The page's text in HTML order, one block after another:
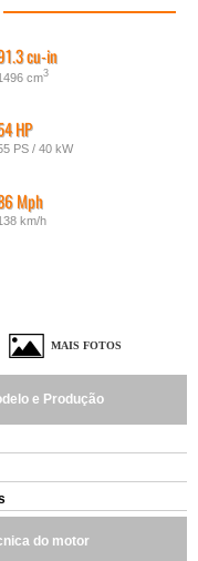
cu-in
cm3
HP
PS / 40 kW
Mph
km/h
MAIS FOTOS
e Produção
do motor